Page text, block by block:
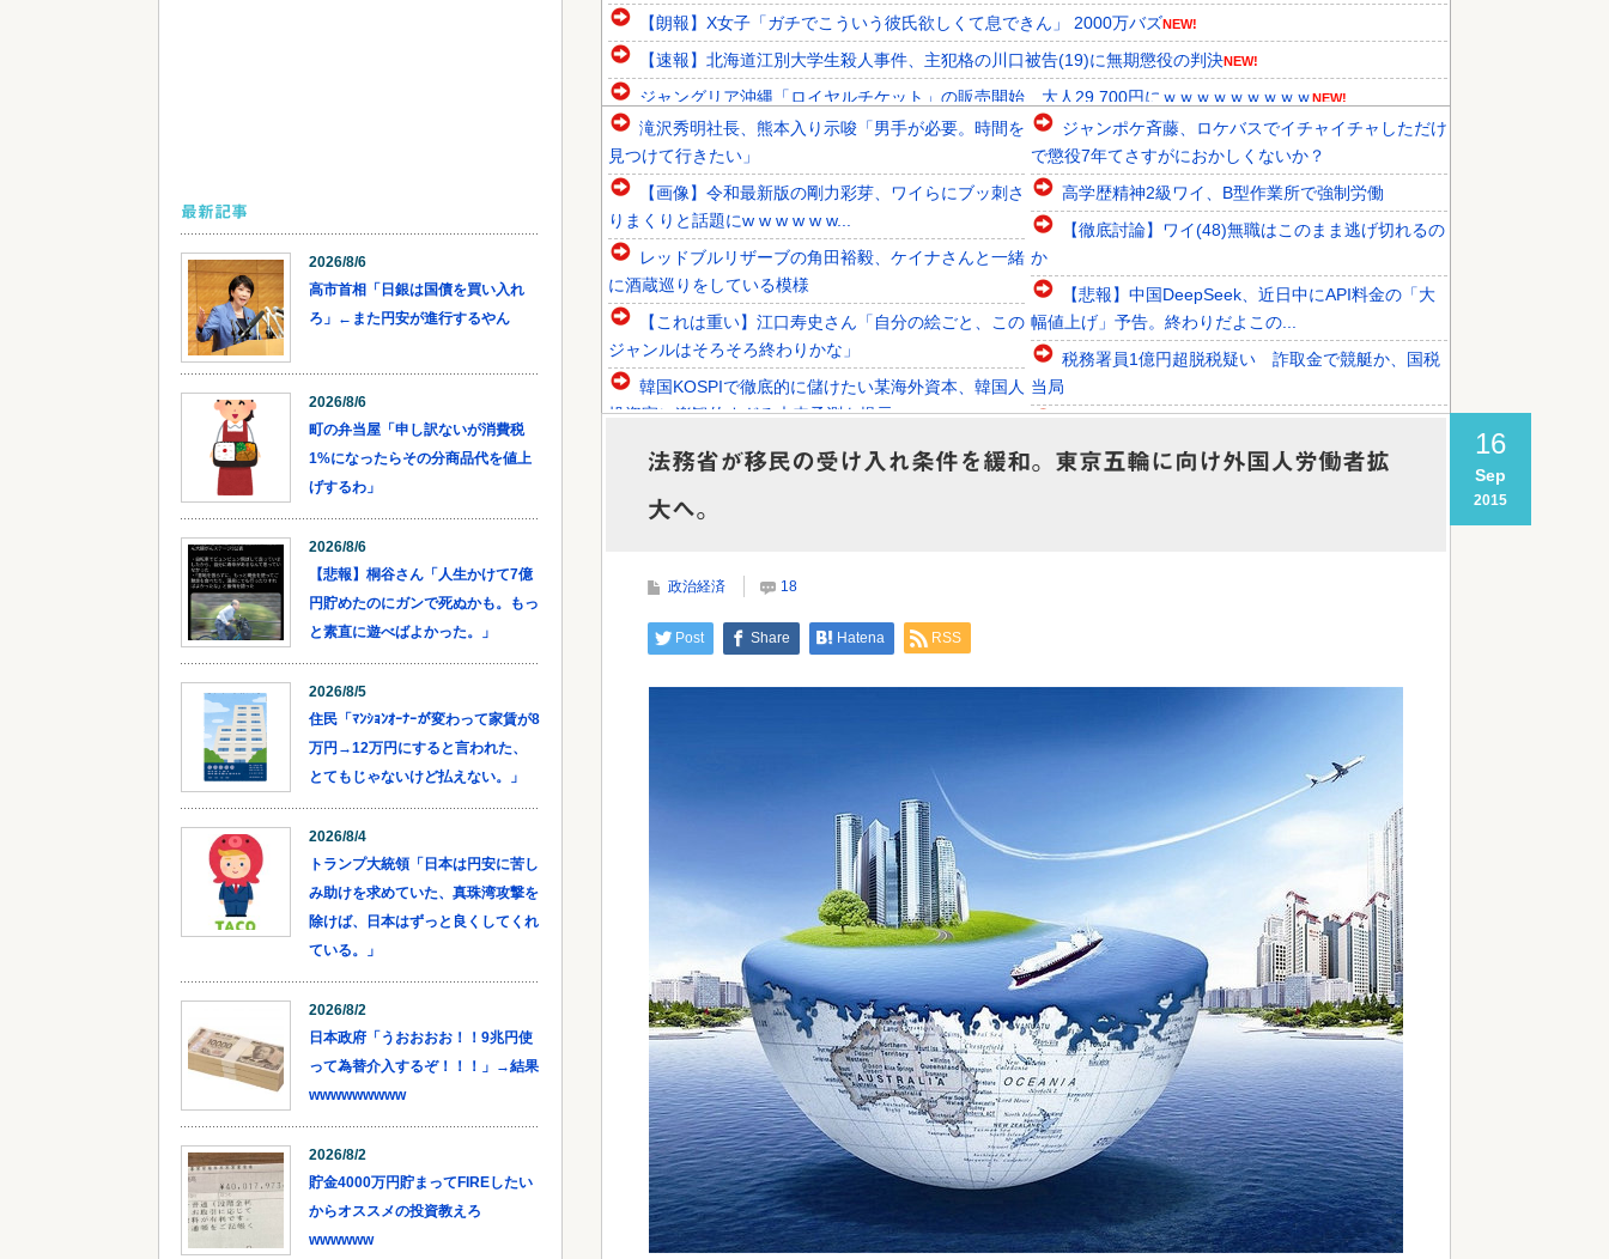
【朗報】X女子「ガチでこういう彼氏欲しくて息できん」 2000万バズNEW!
【速報】北海道江別大学生殺人事件、主犯格の川口被告(19)に無期懲役の判決NEW!
ジャングリア沖縄「ロイヤルチケット」の販売開始、大人29,700円にｗｗｗｗｗｗｗｗｗNEW!
韓国人「韓国代表がロンドン五輪銅メダル剥奪の危機！海外メディアが『時効の壁を越えてIO... NEW!
韓国人「韓国に10年間の出場権剥奪や過去ワールドカップ、オリンピック予選の記録削除を要...NEW!
韓国人「東南アジア各国が韓国サッカー協会による日本人や外国人審判接待を報道！」→「信頼...
Powered by livedoor 相互RSS
滝沢秀明社長、熊本入り示唆「男手が必要。時間を
見つけて行きたい」
【画像】令和最新版の剛力彩芽、ワイらにブッ刺さ
りまくりと話題にw w w w w w...
レッドブルリザーブの角田裕毅、ケイナさんと一緒
に酒蔵巡りをしている模様
【これは重い】江口寿史さん「自分の絵ごと、この
ジャンルはそろそろ終わりかな」
韓国KOSPIで徹底的に儲けたい某海外資本、韓国人
投資家に楽観的すぎる未来予測を提示...
【悲報】ロシア、じわじわと逝き始める
のDV事案で逮捕されていた 宮崎は...
Powered by livedoor 相互RSS
ジャンポケ斉藤、ロケバスでイチャイチャしただけ
で懲役7年てさすがにおかしくないか？
高学歴精神2級ワイ、B型作業所で強制労働
【徹底討論】ワイ(48)無職はこのまま逃げ切れるの
か
【悲報】中国DeepSeek、近日中にAPI料金の「大
幅値上げ」予告。終わりだよこの...
税務署員1億円超脱税疑い 詐取金で競艇か、国税
当局
→未だかつてAIのせいで失業したG民...
16
Sep
2015
法務省が移民の受け入れ条件を緩和。東京五輪に向け外国人労働者拡
大へ。
政治経済 18
Post Share Hatena RSS
最新記事
2026/8/6
高市首相「日銀は国債を買い入れ
ろ」←また円安が進行するやん
2026/8/6
町の弁当屋「申し訳ないが消費税
1%になったらその分商品代を値上
げするわ」
2026/8/6
【悲報】桐谷さん「人生かけて7億
円貯めたのにガンで死ぬかも。もっ
と素直に遊べばよかった。」
2026/8/5
住民「ﾏﾝｼｮﾝｵｰﾅｰが変わって家賃が8
万円→12万円にすると言われた、
とてもじゃないけど払えない。」
2026/8/4
トランプ大統領「日本は円安に苦し
み助けを求めていた、真珠湾攻撃を
除けば、日本はずっと良くしてくれ
ている。」
2026/8/2
日本政府「うおおおお！！9兆円使
って為替介入するぞ！！！」→結果
wwwwwwwww
2026/8/2
貯金4000万円貯まってFIREしたい
からオススメの投資教えろ
wwwwww